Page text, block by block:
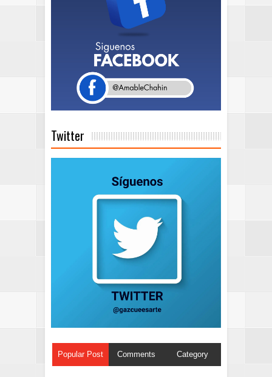
Twitter
Popular Post Comments Category